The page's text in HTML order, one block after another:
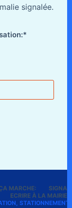
signalée.
MARCHE:
ECRIRE À LA MAIRIE
STATIONNEMENT